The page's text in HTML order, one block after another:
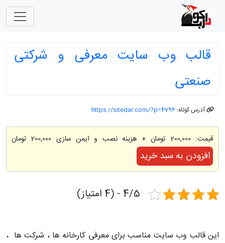
قالب وب سایت معرفی و شرکتی
صنعتی
آدرس کوتاه: https://sitedar.com/?p=4796
قیمت:200,000 تومان + هزینه نصب و ایمن سازی 200,000 تومان
افزودن به سبد خرید
4/5 - (4 امتیاز)
این قالب وب سایت مناسب برای معرفی کارخانه ها ، شرکت ها ،